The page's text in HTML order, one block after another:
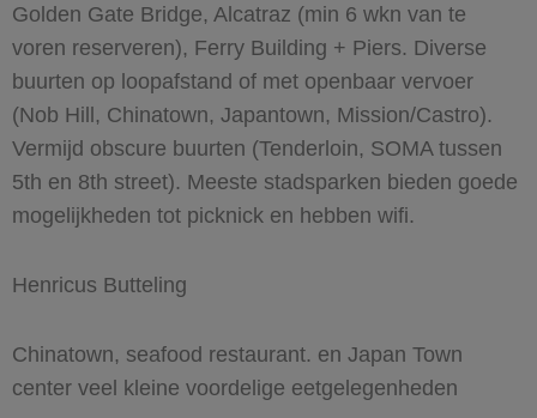
Golden Gate Bridge, Alcatraz (min 6 wkn van te
voren reserveren), Ferry Building + Piers. Diverse
buurten op loopafstand of met openbaar vervoer
(Nob Hill, Chinatown, Japantown, Mission/Castro).
Vermijd obscure buurten (Tenderloin, SOMA tussen
5th en 8th street). Meeste stadsparken bieden goede
mogelijkheden tot picknick en hebben wifi.
Henricus Butteling
Chinatown, seafood restaurant. en Japan Town
center veel kleine voordelige eetgelegenheden